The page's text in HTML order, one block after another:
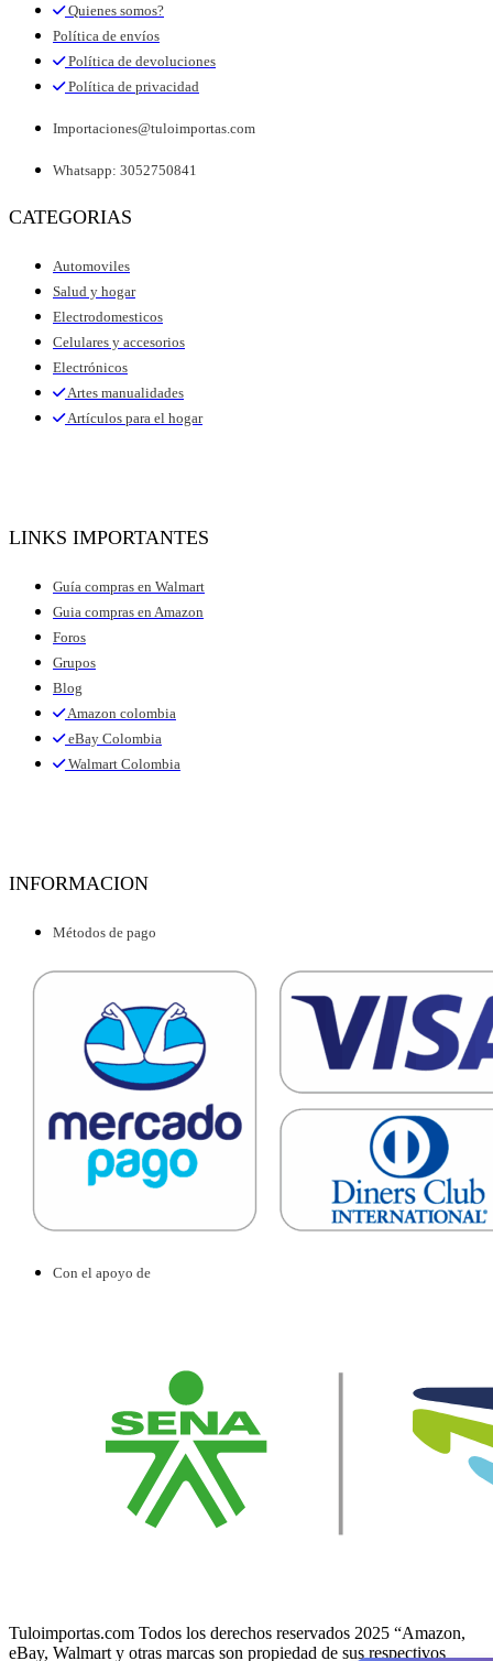
Quienes somos?
Política de envíos
Política de devoluciones
Política de privacidad
Importaciones@tuloimportas.com
Whatsapp: 3052750841
CATEGORIAS
Automoviles
Salud y hogar
Electrodomesticos
Celulares y accesorios
Electrónicos
Artes manualidades
Artículos para el hogar
LINKS IMPORTANTES
Guía compras en Walmart
Guia compras en Amazon
Foros
Grupos
Blog
Amazon colombia
eBay Colombia
Walmart Colombia
INFORMACION
Métodos de pago
Con el apoyo de
Tuloimportas.com Todos los derechos reservados 2025 “Amazon,
eBay, Walmart y otras marcas son propiedad de sus respectivos